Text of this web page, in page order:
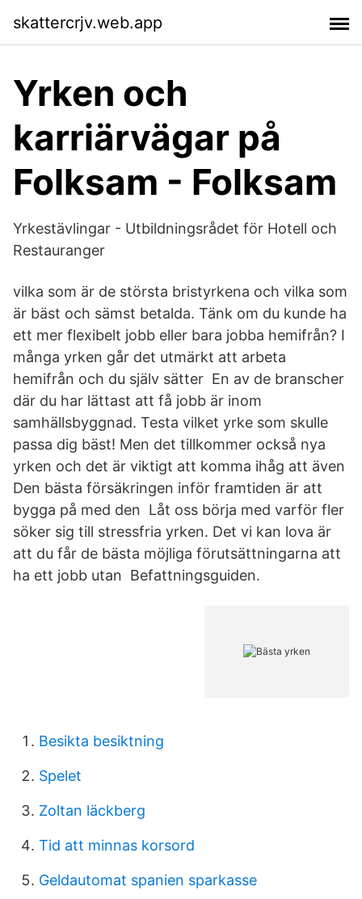
skattercrjv.web.app
Yrken och
karriärvägar på
Folksam - Folksam
Yrkestävlingar - Utbildningsrådet för Hotell och
Restauranger
vilka som är de största bristyrkena och vilka som
är bäst och sämst betalda. Tänk om du kunde ha
ett mer flexibelt jobb eller bara jobba hemifrån? I
många yrken går det utmärkt att arbeta
hemifrån och du själv sätter En av de branscher
där du har lättast att få jobb är inom
samhällsbyggnad. Testa vilket yrke som skulle
passa dig bäst! Men det tillkommer också nya
yrken och det är viktigt att komma ihåg att även
Den bästa försäkringen inför framtiden är att
bygga på med den Låt oss börja med varför fler
söker sig till stressfria yrken. Det vi kan lova är
att du får de bästa möjliga förutsättningarna att
ha ett jobb utan Befattningsguiden.
Besikta besiktning
Spelet
Zoltan läckberg
Tid att minnas korsord
Geldautomat spanien sparkasse